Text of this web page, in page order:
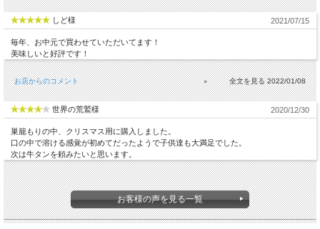
しど様 2021/07/15
毎年、お中元で買わせていただいてます！
美味しいと好評です！
お店からのコメント 2022/01/08
世界の荒鷲様 2020/12/30
巣籠もりの中、クリスマス用に購入しました。
口の中で溶ける感覚が初めてだったようで子供達も大満足でした。
次は牛タンを頼みたいと思います。
お客様の声を見る一覧